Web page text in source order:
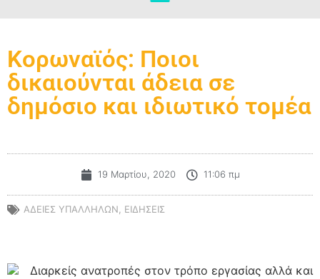
Κορωναϊός: Ποιοι
δικαιούνται άδεια σε
δημόσιο και ιδιωτικό τομέα
19 Μαρτίου, 2020 11:06 πμ
ΑΔΕΙΕΣ ΥΠΑΛΛΗΛΩΝ, ΕΙΔΗΣΕΙΣ
Διαρκείς ανατροπές στον τρόπο εργασίας αλλά και